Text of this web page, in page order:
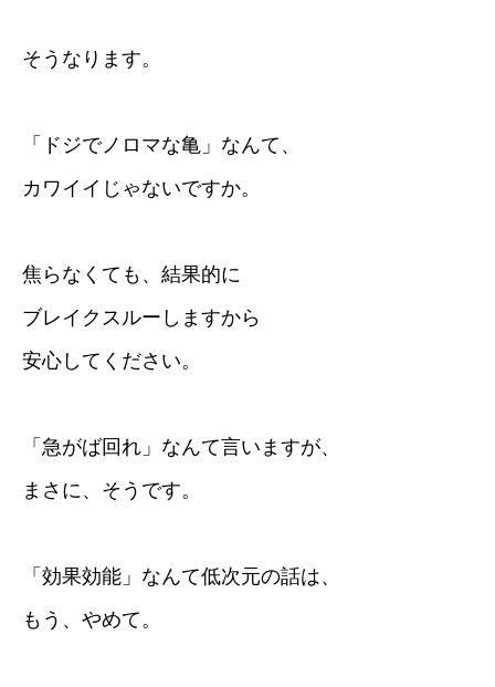
そうなります。
「ドジでノロマな亀」なんて、
カワイイじゃないですか。
焦らなくても、結果的に
ブレイクスルーしますから
安心してください。
「急がば回れ」なんて言いますが、
まさに、そうです。
「効果効能」なんて低次元の話は、
もう、やめて。